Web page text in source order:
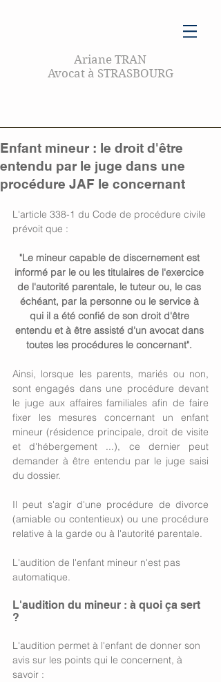
Ariane TRAN
Avocat à STRASBOURG
Enfant mineur : le droit d'être
entendu par le juge dans une
procédure JAF le concernant
L'article 338-1 du Code de procédure civile
prévoit que :
"Le mineur capable de discernement est
informé par le ou les titulaires de l'exercice
de l'autorité parentale, le tuteur ou, le cas
échéant, par la personne ou le service à
qui il a été confié de son droit d'être
entendu et à être assisté d'un avocat dans
toutes les procédures le concernant".
Ainsi, lorsque les parents, mariés ou non,
sont engagés dans une procédure devant
le juge aux affaires familiales afin de faire
fixer les mesures concernant un enfant
mineur (résidence principale, droit de visite
et d'hébergement ...), ce dernier peut
demander à être entendu par le juge saisi
du dossier.
Il peut s'agir d'une procédure de divorce
(amiable ou contentieux) ou une procédure
relative à la garde ou à l'autorité parentale.
L'audition de l'enfant mineur n'est pas
automatique.
L'audition du mineur : à quoi ça sert
?
L'audition permet à l'enfant de donner son
avis sur les points qui le concernent, à
savoir :